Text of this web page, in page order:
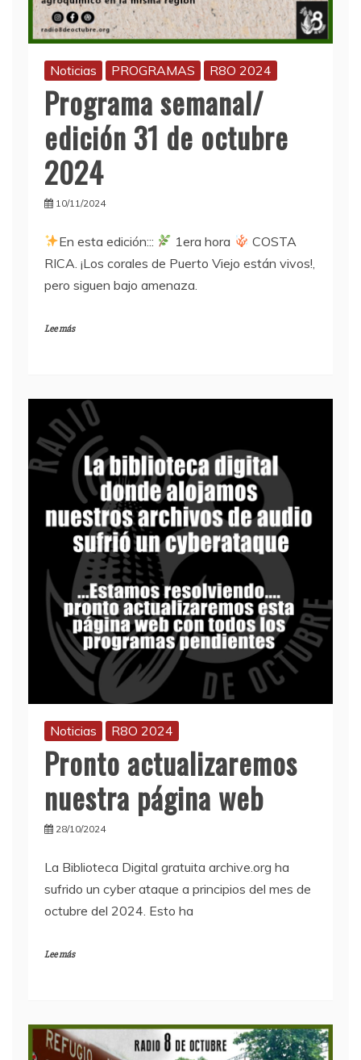
Noticias PROGRAMAS R8O 2024
Programa semanal/
edición 31 de octubre
2024
10/11/2024
En esta edición::: 1era hora
COSTA
RICA. ¡Los corales de Puerto Viejo están vivos!,
pero siguen bajo amenaza.
Lee más
Noticias R8O 2024
Pronto actualizaremos
nuestra página web
28/10/2024
La Biblioteca Digital gratuita archive.org ha
sufrido un cyber ataque a principios del mes de
octubre del 2024. Esto ha
Lee más